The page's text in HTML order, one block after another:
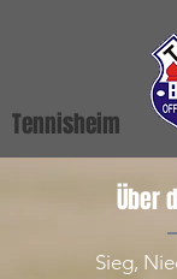
Tennisheim
Über
Sieg,